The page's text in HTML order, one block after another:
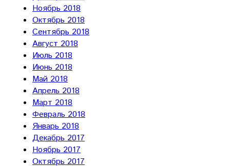
Ноябрь 2018
Октябрь 2018
Сентябрь 2018
Август 2018
Июль 2018
Июнь 2018
Май 2018
Апрель 2018
Март 2018
Февраль 2018
Январь 2018
Декабрь 2017
Ноябрь 2017
Октябрь 2017